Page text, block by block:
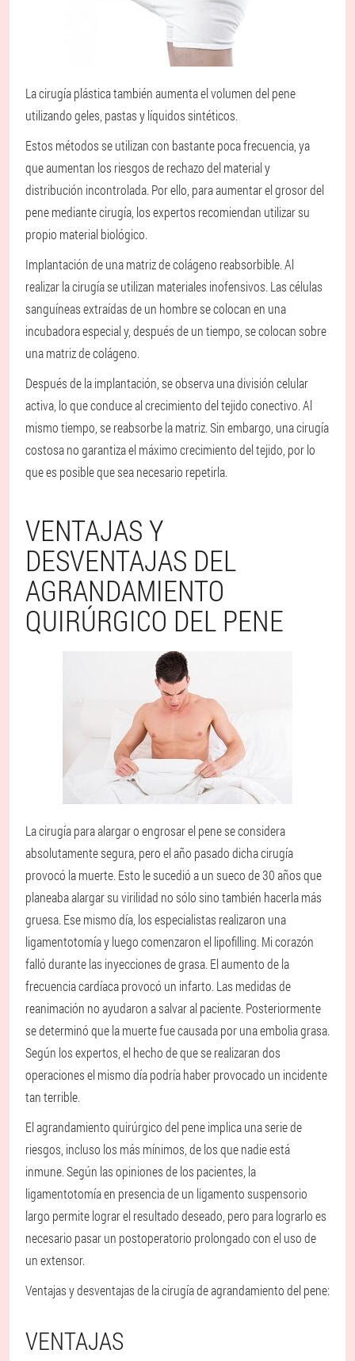
La cirugía plástica también aumenta el volumen del pene
utilizando geles, pastas y líquidos sintéticos.
Estos métodos se utilizan con bastante poca frecuencia, ya
que aumentan los riesgos de rechazo del material y
distribución incontrolada. Por ello, para aumentar el grosor del
pene mediante cirugía, los expertos recomiendan utilizar su
propio material biológico.
Implantación de una matriz de colágeno reabsorbible. Al
realizar la cirugía se utilizan materiales inofensivos. Las células
sanguíneas extraídas de un hombre se colocan en una
incubadora especial y, después de un tiempo, se colocan sobre
una matriz de colágeno.
Después de la implantación, se observa una división celular
activa, lo que conduce al crecimiento del tejido conectivo. Al
mismo tiempo, se reabsorbe la matriz. Sin embargo, una cirugía
costosa no garantiza el máximo crecimiento del tejido, por lo
que es posible que sea necesario repetirla.
VENTAJAS Y
DESVENTAJAS DEL
AGRANDAMIENTO
QUIRÚRGICO DEL PENE
La cirugía para alargar o engrosar el pene se considera
absolutamente segura, pero el año pasado dicha cirugía
provocó la muerte. Esto le sucedió a un sueco de 30 años que
planeaba alargar su virilidad no sólo sino también hacerla más
gruesa. Ese mismo día, los especialistas realizaron una
ligamentotomía y luego comenzaron el lipofilling. Mi corazón
falló durante las inyecciones de grasa. El aumento de la
frecuencia cardíaca provocó un infarto. Las medidas de
reanimación no ayudaron a salvar al paciente. Posteriormente
se determinó que la muerte fue causada por una embolia grasa.
Según los expertos, el hecho de que se realizaran dos
operaciones el mismo día podría haber provocado un incidente
tan terrible.
El agrandamiento quirúrgico del pene implica una serie de
riesgos, incluso los más mínimos, de los que nadie está
inmune. Según las opiniones de los pacientes, la
ligamentotomía en presencia de un ligamento suspensorio
largo permite lograr el resultado deseado, pero para lograrlo es
necesario pasar un postoperatorio prolongado con el uso de
un extensor.
Ventajas y desventajas de la cirugía de agrandamiento del pene:
VENTAJAS